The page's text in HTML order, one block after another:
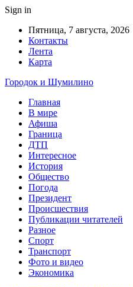
Sign in
Пятница, 7 августа, 2026
Контакты
Лента
Карта
Городок и Шумилино
Главная
В мире
Афиша
Граница
ДТП
Интересное
История
Общество
Погода
Президент
Происшествия
Публикации читателей
Разное
Спорт
Транспорт
Фото и видео
Экономика